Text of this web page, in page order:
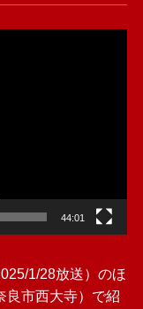
44:01
1/28放送）のほ
良市西大寺）で紹